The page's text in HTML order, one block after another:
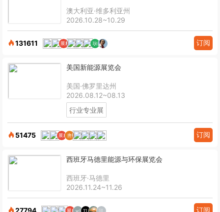
澳大利亚·维多利亚州
2026.10.28~10.29
131611 订阅
美国新能源展览会
美国·佛罗里达州
2026.08.12~08.13
行业专业展
51475 订阅
西班牙马德里能源与环保展览会
西班牙·马德里
2026.11.24~11.26
27794 订阅